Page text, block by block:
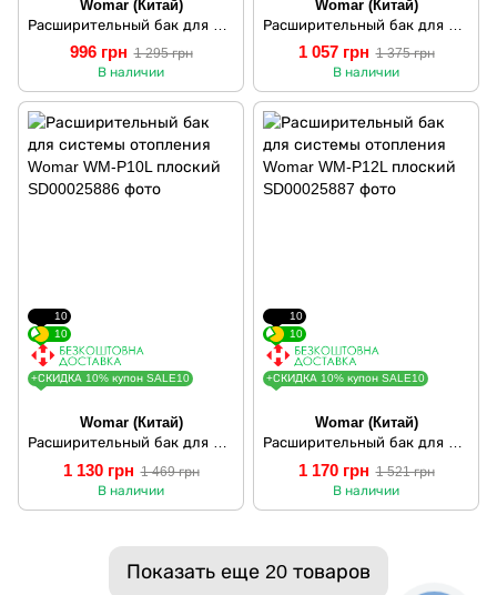
Womar (Китай)
996 грн 1 295 грн
В наличии
Womar (Китай)
1 057 грн 1 375 грн
В наличии
10
10
+СКИДКА 10% купон SALE10
Womar (Китай)
Расширительный бак для системы отопления Womar WM-P10L плоский
1 130 грн 1 469 грн
В наличии
10
10
+СКИДКА 10% купон SALE10
Womar (Китай)
Расширительный бак для системы отопления Womar WM-P12L плоский
1 170 грн 1 521 грн
В наличии
Показать еще 20 товаров